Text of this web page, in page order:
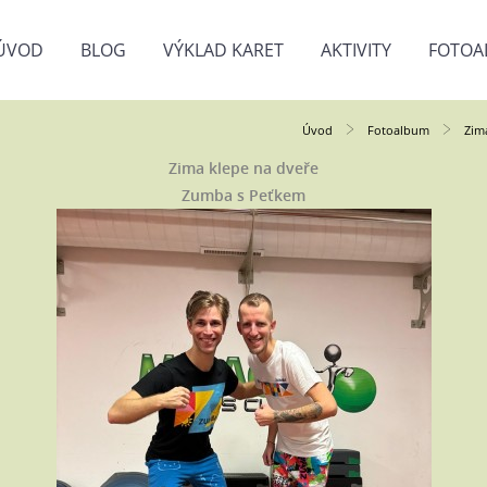
BLOG VÝKLAD KARET AKTIVITY
Úvod Fotoalbum
Zima klepe na dveře
Zumba s Peťkem